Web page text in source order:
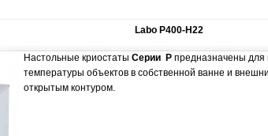
Labo P400-H22
Настольные криостатыСерии P предназначены
температуры объектов в собственной ванне и
открытым контуром.